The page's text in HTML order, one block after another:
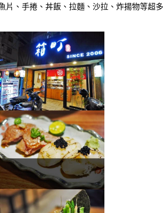
、手捲、丼飯、拉麵、沙拉、炸揚物等